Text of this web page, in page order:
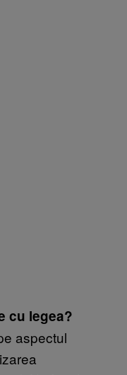
cu legea?
aspectul